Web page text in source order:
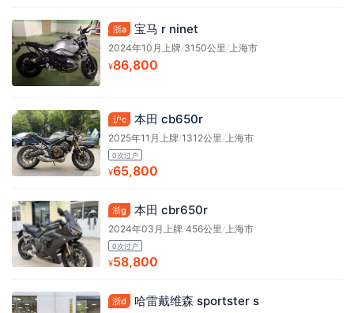
浙a 宝马 r ninet
2024年10月上牌/3150公里/上海市
¥86,800
沪c 本田 cb650r
2025年11月上牌/1312公里/上海市
0次过户
¥65,800
浙g 本田 cbr650r
2024年03月上牌/456公里/上海市
0次过户
¥58,800
浙d 哈雷戴维森 sportster s